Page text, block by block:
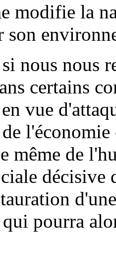
modifie la
son
nous nous
certains
vue
l'économie
même de
décisive
pourra